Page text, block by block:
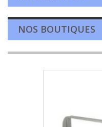
NOS BOUTIQUES